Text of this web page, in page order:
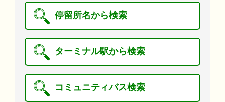
停留所名から検索
ターミナル駅から検索
コミュニティバス検索